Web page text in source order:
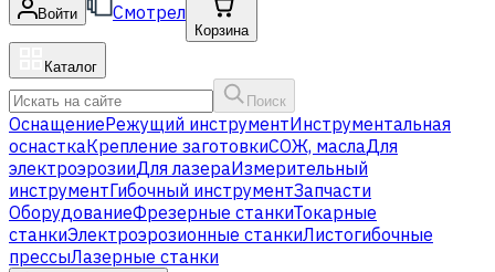
Войти Смотрел
Корзина
Каталог
Поиск
ОснащениеРежущий инструментИнструментальная
оснасткаКрепление заготовкиСОЖ, маслаДля
электроэрозииДля лазераИзмерительный
инструментГибочный инструментЗапчасти
ОборудованиеФрезерные станкиТокарные
станкиЭлектроэрозионные станкиЛистогибочные
прессыЛазерные станки